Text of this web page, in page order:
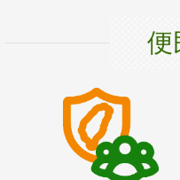
便